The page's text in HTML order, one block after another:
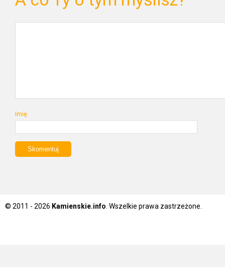
Imię
© 2011 - 2026 Kamienskie.info . Wszelkie prawa zastrzeżone.